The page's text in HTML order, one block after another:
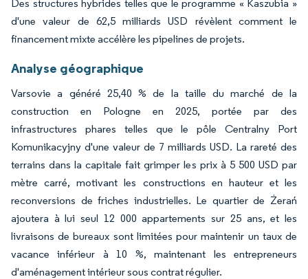
Des structures hybrides telles que le programme « Kaszubia »
d'une valeur de 62,5 milliards USD révèlent comment le
financement mixte accélère les pipelines de projets.
Analyse géographique
Varsovie a généré 25,40 % de la taille du marché de la
construction en Pologne en 2025, portée par des
infrastructures phares telles que le pôle Centralny Port
Komunikacyjny d'une valeur de 7 milliards USD. La rareté des
terrains dans la capitale fait grimper les prix à 5 500 USD par
mètre carré, motivant les constructions en hauteur et les
reconversions de friches industrielles. Le quartier de Żerań
ajoutera à lui seul 12 000 appartements sur 25 ans, et les
livraisons de bureaux sont limitées pour maintenir un taux de
vacance inférieur à 10 %, maintenant les entrepreneurs
d'aménagement intérieur sous contrat régulier.